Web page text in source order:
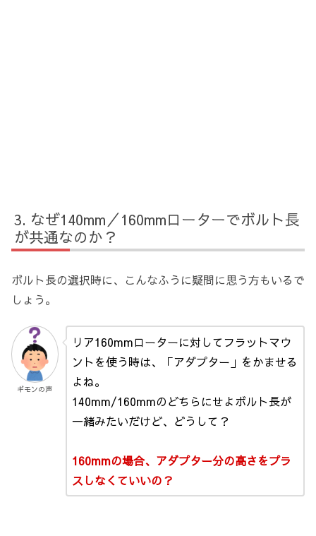
なぜ140mm／160mmローターでボルト長
が共通なのか？
ボルト長の選択時に、こんなふうに疑問に思う方もいるで
しょう。
ギモンの声
リア160mmローターに対してフラットマウ
ントを使う時は、「アダプター」をかませる
よね。
140mm/160mmのどちらにせよボルト長が
一緒みたいだけど、どうして？
160mmの場合、アダプター分の高さをプラ
スしなくていいの？